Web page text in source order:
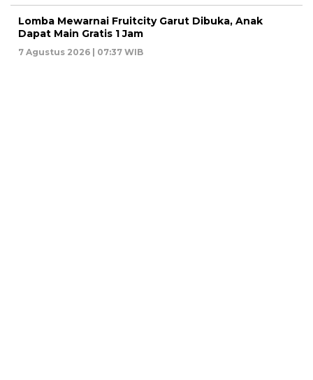
Lomba Mewarnai Fruitcity Garut Dibuka, Anak
Dapat Main Gratis 1 Jam
7 Agustus 2026 | 07:37 WIB